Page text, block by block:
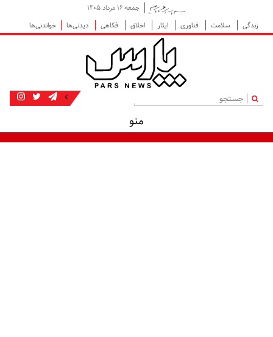
جمعه ۱۶ مرداد ۱۴۰۵
زندگی
سلامت فناوری ایثار اخلاق فکاهی دیدنی‌ها خواندنی‌ها
|
منو